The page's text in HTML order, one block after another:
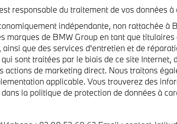
responsable du traitement de vos données
indépendante, non rattachée à
marques de BMW Group en tant que
que des services d'entretien et de
sont traitées par le biais de ce site Internet,
de marketing direct. Nous traitons
applicable. Vous trouverez des
la politique de protection de données à